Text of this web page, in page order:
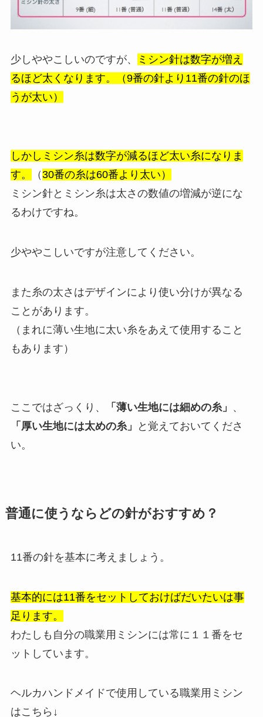
少しややこしいのですが、
ミシン針は数字が増え
るほど太くなります。（9番の針より11番の針のほ
うが太い）
しかしミシン糸は数字が減るほど太い糸になりま
す。
（ 30番の糸は60番より太い）
ミシン針とミシン糸は太さの数値の増減が逆にな
るわけですね。
少ややこしいですが注意してください。
また糸の太さはデザインにより使い分けが異なる
ことがあります。
（まれに薄い生地に太い糸をあえて使用すること
もあります）
ここではざっくり、 「薄い生地には細めの糸」 、
「厚い生地には太めの糸」
と覚えておいてくださ
い。
普通に使うならどの針がおすすめ？
11番の針を基本に考えましょう。
基本的には11番をセットしておけばだいたいは事
足ります。
わたしも自分の職業用ミシンには常に１１番をセ
ットしています。
ヘルカハンドメイドで使用している職業用ミシン
はこちら↓